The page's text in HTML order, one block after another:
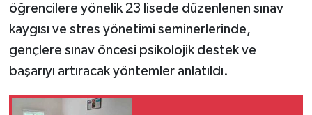
öğrencilere yönelik 23 lisede düzenlenen sınav
kaygısı ve stres yönetimi seminerlerinde,
gençlere sınav öncesi psikolojik destek ve
başarıyı artıracak yöntemler anlatıldı.
GÜNDEM
HABERDE İNSAN